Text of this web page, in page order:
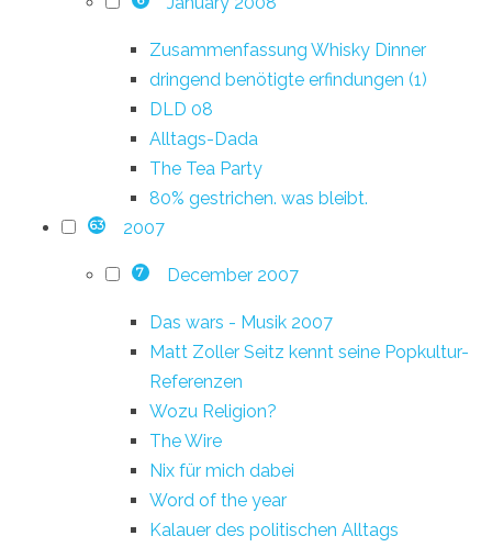
Zusammenfassung Whisky Dinner
dringend benötigte erfindungen (1)
DLD 08
Alltags-Dada
The Tea Party
80% gestrichen. was bleibt.
63 2007
7 December 2007
Das wars - Musik 2007
Matt Zoller Seitz kennt seine Popkultur-
Referenzen
Wozu Religion?
The Wire
Nix für mich dabei
Word of the year
Kalauer des politischen Alltags